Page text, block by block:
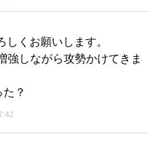
くお願いします。
強しながら攻勢かけてきま
？